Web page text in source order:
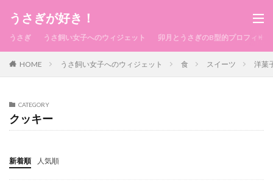
うさぎが好き！
うさぎ うさ飼い女子へのウィジェット 卯月とうさぎのB型的プロフィール
HOME うさ飼い女子へのウィジェット 食 スイーツ 洋菓
CATEGORY
クッキー
新着順 人気順